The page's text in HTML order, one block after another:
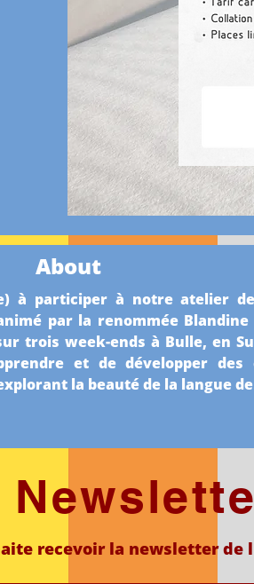
About
à participer à notre atelier
par la renommée Blandine
trois week-ends à Bulle, en
et de développer des
la beauté de la langue
recevoir la newsletter de